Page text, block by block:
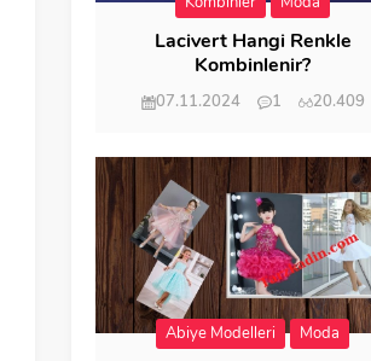
Lacivert Hangi Renkle
Kombinlenir?
07.11.2024 1 20.409
Abiye Modelleri Moda